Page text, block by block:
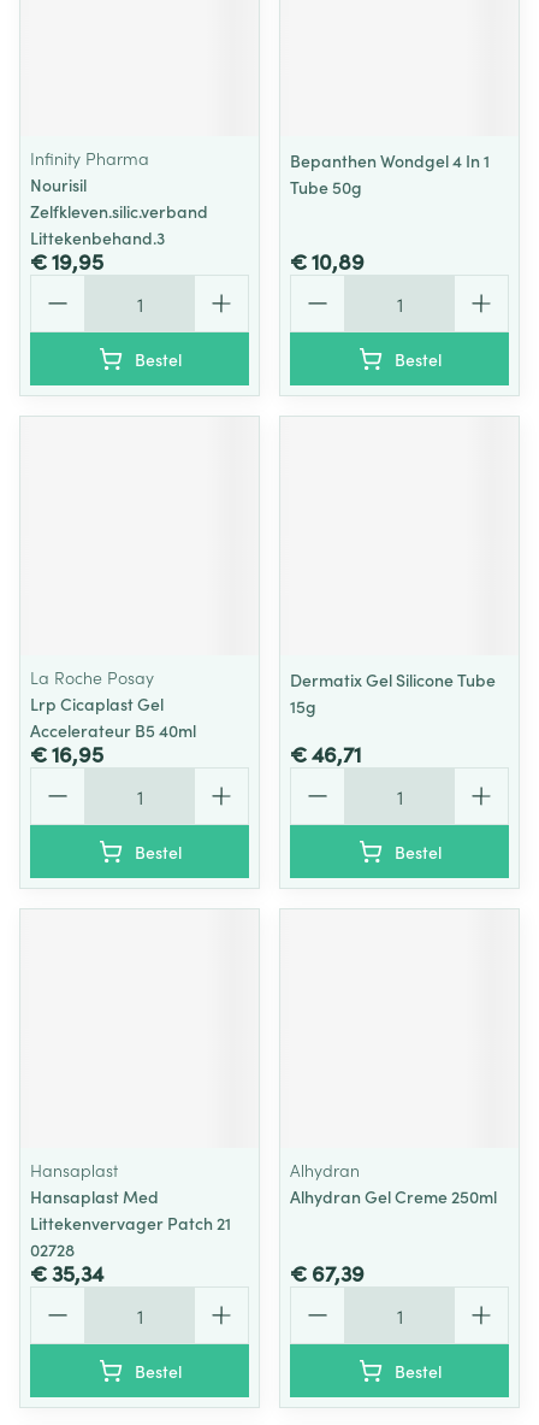
Infinity Pharma
Nourisil
Zelfkleven.silic.verband
Littekenbehand.3
€ 19,95
Bestel
Bepanthen Wondgel 4 In 1
Tube 50g
€ 10,89
Bestel
La Roche Posay
Lrp Cicaplast Gel
Accelerateur B5 40ml
€ 16,95
Bestel
Dermatix Gel Silicone Tube
15g
€ 46,71
Bestel
Hansaplast
Hansaplast Med
Littekenvervager Patch 21
02728
€ 35,34
Bestel
Alhydran
Alhydran Gel Creme 250ml
€ 67,39
Bestel